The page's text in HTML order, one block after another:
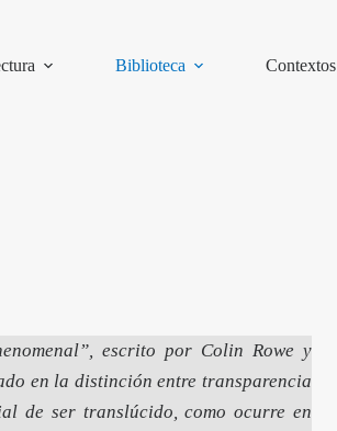
Biblioteca Contextos
escrito por Colin Rowe y
en la distinción entre transparencia
de ser translúcido, como ocurre en